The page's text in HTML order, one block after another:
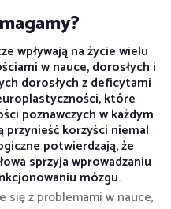
wpływają na życie wielu
w nauce, dorosłych i
dorosłych z deficytami
które
poznawczych w każdym
korzyści niemal
potwierdzają, że
sprzyja wprowadzaniu
mózgu.
się z problemami w nauce,